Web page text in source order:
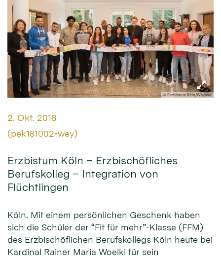
© Erzbistum Köln/Weyand
Datum:
2. Okt. 2018
Von:
(pek181002-wey)
Erzbistum Köln – Erzbischöfliches
Berufskolleg – Integration von
Flüchtlingen
Köln. Mit einem persönlichen Geschenk haben
sich die Schüler der “Fit für mehr”-Klasse (FFM)
des Erzbischöflichen Berufskollegs Köln heute bei
Kardinal Rainer Maria Woelki für sein